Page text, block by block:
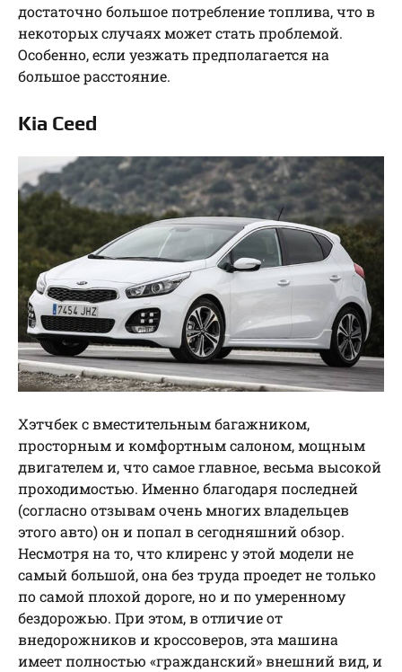
достаточно большое потребление топлива, что в
некоторых случаях может стать проблемой.
Особенно, если уезжать предполагается на
большое расстояние.
Kia Ceed
Хэтчбек с вместительным багажником,
просторным и комфортным салоном, мощным
двигателем и, что самое главное, весьма высокой
проходимостью. Именно благодаря последней
(согласно отзывам очень многих владельцев
этого авто) он и попал в сегодняшний обзор.
Несмотря на то, что клиренс у этой модели не
самый большой, она без труда проедет не только
по самой плохой дороге, но и по умеренному
бездорожью. При этом, в отличие от
внедорожников и кроссоверов, эта машина
имеет полностью «гражданский» внешний вид, и